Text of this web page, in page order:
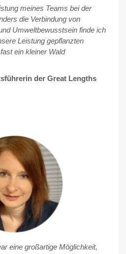
meines Teams bei der
die Verbindung von
Umweltbewusstsein finde ich
Leistung gepflanzten
ein kleiner Wald
der Great Lengths
eine großartige Möglichkeit,